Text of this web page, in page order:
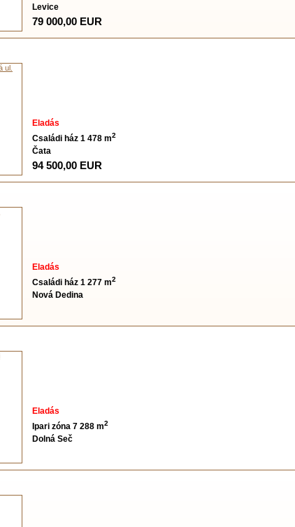
Levice
79 000,00 EUR
Eladás
Családi ház 1 478 m2
Čata
94 500,00 EUR
Eladás
Családi ház 1 277 m2
Nová Dedina
Eladás
Ipari zóna 7 288 m2
Dolná Seč